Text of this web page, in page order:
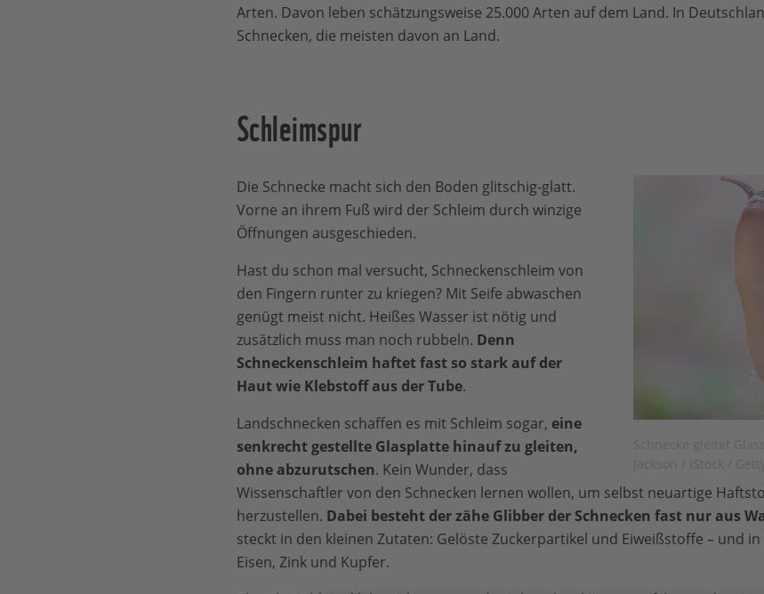
Arten. Davon leben schätzungsweise 25.000 Arten auf dem Land. In
Schnecken, die meisten davon an Land.
Schleimspur
Die Schnecke macht sich den Boden glitschig-glatt.
Vorne an ihrem Fuß wird der Schleim durch winzige
Öffnungen ausgeschieden.
Hast du schon mal versucht, Schneckenschleim von
den Fingern runter zu kriegen? Mit Seife abwaschen
genügt meist nicht. Heißes Wasser ist nötig und
zusätzlich muss man noch rubbeln. Denn
Schneckenschleim haftet fast so stark auf der
Haut wie Klebstoff aus der Tube.
Landschnecken schaffen es mit Schleim sogar, eine
senkrecht gestellte Glasplatte hinauf zu gleiten,
ohne abzurutschen. Kein Wunder, dass
Wissenschaftler von den Schnecken lernen wollen, um selbst neuartige
herzustellen. Dabei besteht der zähe Glibber der Schnecken fast nur aus
steckt in den kleinen Zutaten: Gelöste Zuckerpartikel und Eiweißstoffe – und
Eisen, Zink und Kupfer.